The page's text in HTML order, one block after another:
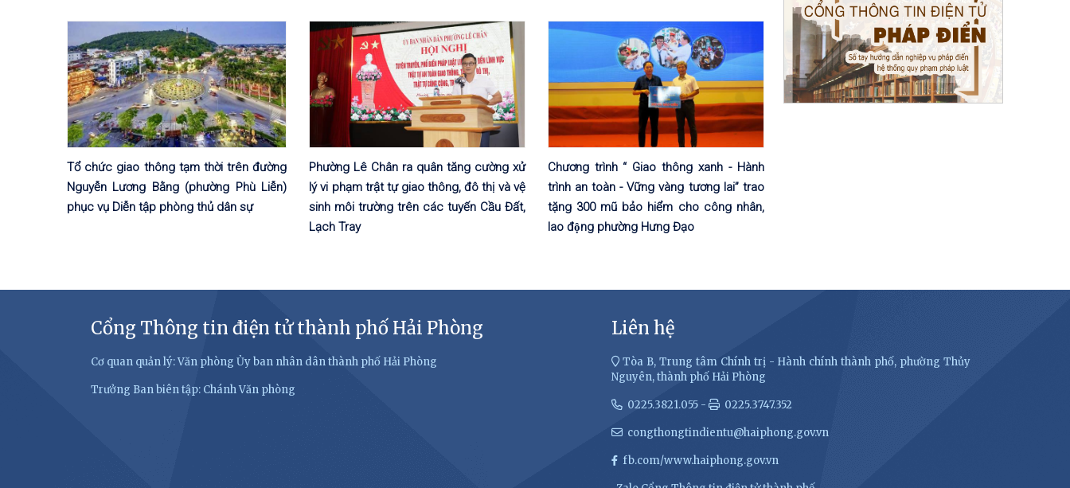
Tổ chức giao thông tạm thời trên đường
Nguyễn Lương Bằng (phường Phù Liễn)
phục vụ Diễn tập phòng thủ dân sự
Phường Lê Chân ra quân tăng cường xử
lý vi phạm trật tự giao thông, đô thị và vệ
sinh môi trường trên các tuyến Cầu Đất,
Lạch Tray
Chương trình “ Giao thông xanh - Hành
trình an toàn - Vững vàng tương lai” trao
tặng 300 mũ bảo hiểm cho công nhân,
lao động phường Hưng Đạo
Cổng Thông tin điện tử thành phố Hải Phòng
Cơ quan quản lý: Văn phòng Ủy ban nhân dân thành phố Hải Phòng
Trưởng Ban biên tập: Chánh Văn phòng
Liên hệ
Tòa B, Trung tâm Chính trị - Hành chính thành phố, phường Thủy
Nguyên, thành phố Hải Phòng
0225.3821.055 - 0225.3747.352
congthongtindientu@haiphong.gov.vn
fb.com/www.haiphong.gov.vn